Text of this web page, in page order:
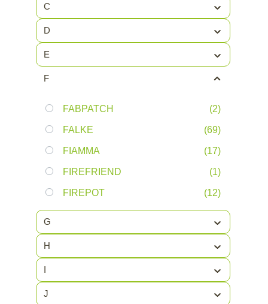
C
D
E
F
(2)
FABPATCH
(69)
FALKE
(17)
FIAMMA
(1)
FIREFRIEND
(12)
FIREPOT
(42)
FJALLRAVEN
(116)
FJORD OUTDOOR
(1)
FLIPBELT
(19)
G
H
I
J